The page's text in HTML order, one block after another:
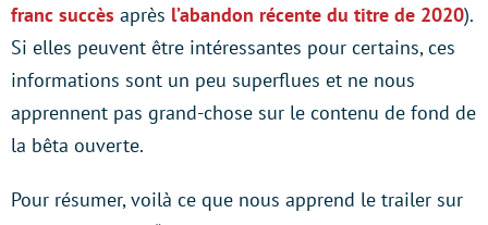
franc succès après l’abandon récente du titre de 2020).
Si elles peuvent être intéressantes pour certains, ces
informations sont un peu superflues et ne nous
apprennent pas grand-chose sur le contenu de fond de
la bêta ouverte.
Pour résumer, voilà ce que nous apprend le trailer sur